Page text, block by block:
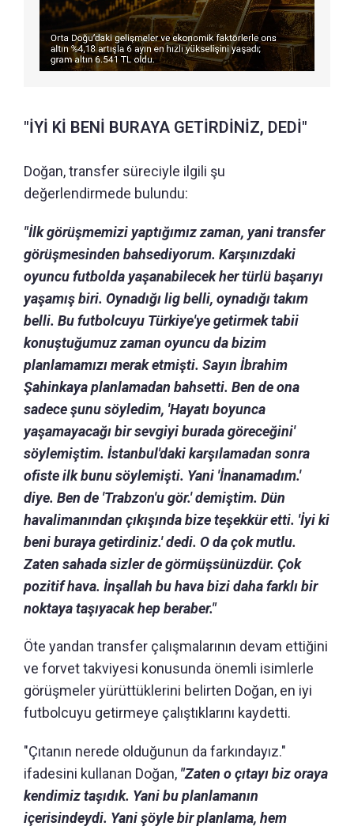
"İYİ Kİ BENİ BURAYA GETİRDİNİZ, DEDİ"
Doğan, transfer süreciyle ilgili şu
değerlendirmede bulundu:
"İlk görüşmemizi yaptığımız zaman, yani transfer
görüşmesinden bahsediyorum. Karşınızdaki
oyuncu futbolda yaşanabilecek her türlü başarıyı
yaşamış biri. Oynadığı lig belli, oynadığı takım
belli. Bu futbolcuyu Türkiye'ye getirmek tabii
konuştuğumuz zaman oyuncu da bizim
planlamamızı merak etmişti. Sayın İbrahim
Şahinkaya planlamadan bahsetti. Ben de ona
sadece şunu söyledim, 'Hayatı boyunca
yaşamayacağı bir sevgiyi burada göreceğini'
söylemiştim. İstanbul'daki karşılamadan sonra
ofiste ilk bunu söylemişti. Yani 'İnanamadım.'
diye. Ben de 'Trabzon'u gör.' demiştim. Dün
havalimanından çıkışında bize teşekkür etti. 'İyi ki
beni buraya getirdiniz.' dedi. O da çok mutlu.
Zaten sahada sizler de görmüşsünüzdür. Çok
pozitif hava. İnşallah bu hava bizi daha farklı bir
noktaya taşıyacak hep beraber."
Öte yandan transfer çalışmalarının devam ettiğini
ve forvet takviyesi konusunda önemli isimlerle
görüşmeler yürüttüklerini belirten Doğan, en iyi
futbolcuyu getirmeye çalıştıklarını kaydetti.
"Çıtanın nerede olduğunun da farkındayız."
ifadesini kullanan Doğan, "Zaten o çıtayı biz oraya
kendimiz taşıdık. Yani bu planlamanın
içerisindeydi. Yani şöyle bir planlama, hem